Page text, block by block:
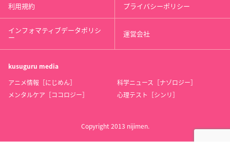
利用規約 プライバシーポリシー
インフォマティブデータポリシ
ー 運営会社
kusuguru media
アニメ情報［にじめん］
科学ニュース［ナゾロジー］
メンタルケア［ココロジー］
心理テスト［シンリ］
Copyright 2013 nijimen.